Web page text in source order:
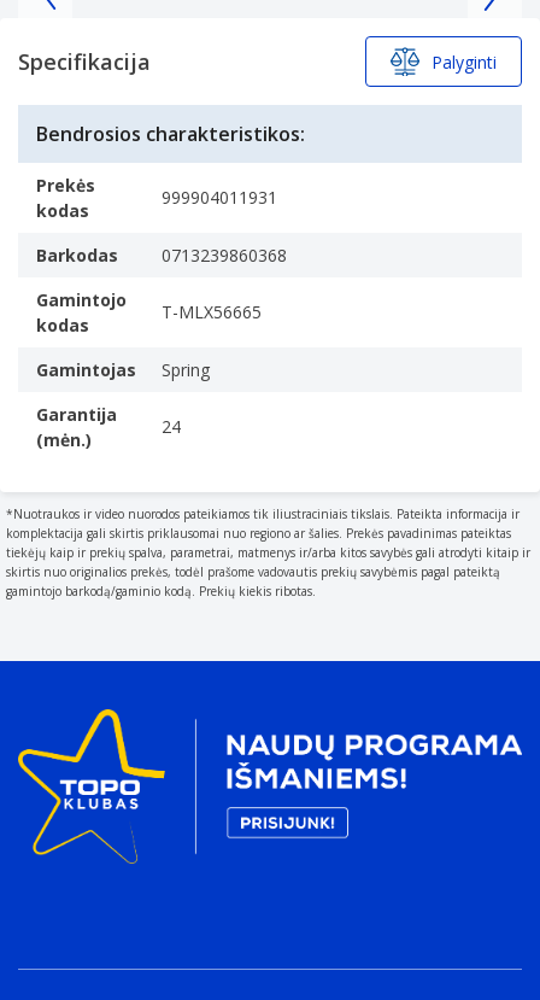
Specifikacija Palyginti
Bendrosios charakteristikos:
Prekės
kodas
999904011931
Barkodas
0713239860368
Gamintojo
kodas
T-MLX56665
Gamintojas
Spring
Garantija
(mėn.)
24
*Nuotraukos ir video nuorodos pateikiamos tik iliustraciniais tikslais. Pateikta informacija ir
komplektacija gali skirtis priklausomai nuo regiono ar šalies. Prekės pavadinimas pateiktas
tiekėjų kaip ir prekių spalva, parametrai, matmenys ir/arba kitos savybės gali atrodyti kitaip ir
skirtis nuo originalios prekės, todėl prašome vadovautis prekių savybėmis pagal pateiktą
gamintojo barkodą/gaminio kodą. Prekių kiekis ribotas.